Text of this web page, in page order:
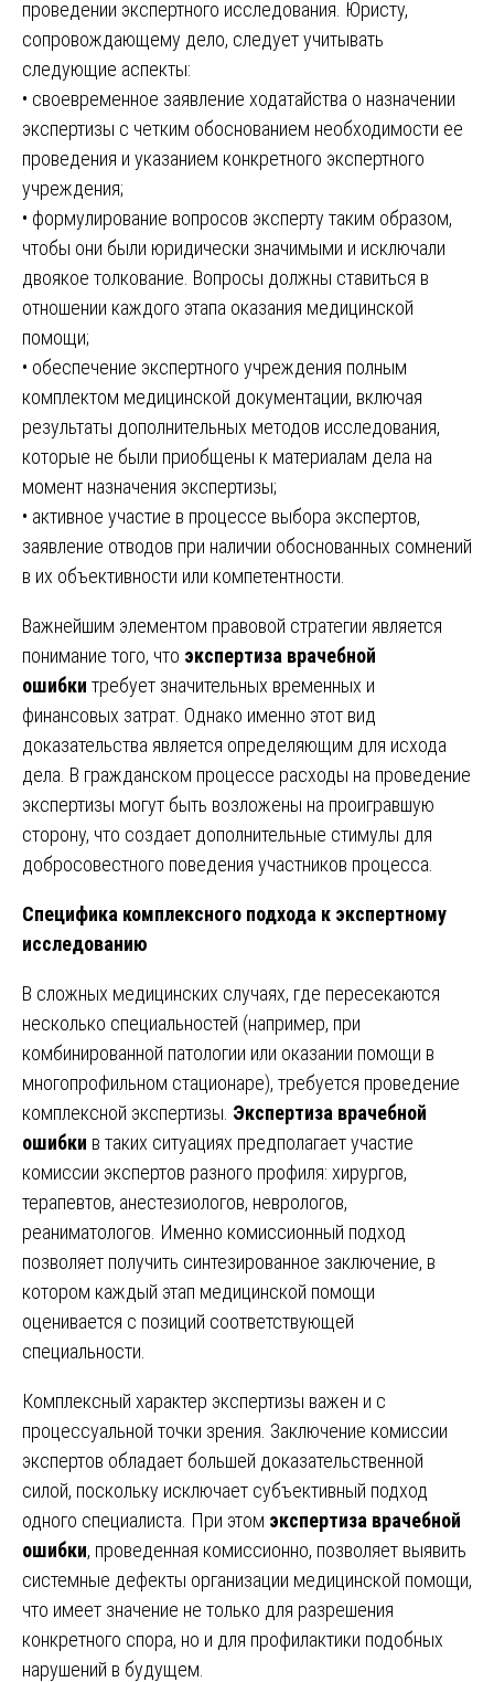
проведении экспертного исследования. Юристу,
сопровождающему дело, следует учитывать
следующие аспекты:
• своевременное заявление ходатайства о назначении
экспертизы с четким обоснованием необходимости ее
проведения и указанием конкретного экспертного
учреждения;
• формулирование вопросов эксперту таким образом,
чтобы они были юридически значимыми и исключали
двоякое толкование. Вопросы должны ставиться в
отношении каждого этапа оказания медицинской
помощи;
• обеспечение экспертного учреждения полным
комплектом медицинской документации, включая
результаты дополнительных методов исследования,
которые не были приобщены к материалам дела на
момент назначения экспертизы;
• активное участие в процессе выбора экспертов,
заявление отводов при наличии обоснованных сомнений
в их объективности или компетентности.
Важнейшим элементом правовой стратегии является
понимание того, что экспертиза врачебной
ошибки требует значительных временных и
финансовых затрат. Однако именно этот вид
доказательства является определяющим для исхода
дела. В гражданском процессе расходы на проведение
экспертизы могут быть возложены на проигравшую
сторону, что создает дополнительные стимулы для
добросовестного поведения участников процесса.
Специфика комплексного подхода к экспертному
исследованию
В сложных медицинских случаях, где пересекаются
несколько специальностей (например, при
комбинированной патологии или оказании помощи в
многопрофильном стационаре), требуется проведение
комплексной экспертизы. Экспертиза врачебной
ошибки в таких ситуациях предполагает участие
комиссии экспертов разного профиля: хирургов,
терапевтов, анестезиологов, неврологов,
реаниматологов. Именно комиссионный подход
позволяет получить синтезированное заключение, в
котором каждый этап медицинской помощи
оценивается с позиций соответствующей
специальности.
Комплексный характер экспертизы важен и с
процессуальной точки зрения. Заключение комиссии
экспертов обладает большей доказательственной
силой, поскольку исключает субъективный подход
одного специалиста. При этом экспертиза врачебной
ошибки, проведенная комиссионно, позволяет выявить
системные дефекты организации медицинской помощи,
что имеет значение не только для разрешения
конкретного спора, но и для профилактики подобных
нарушений в будущем.